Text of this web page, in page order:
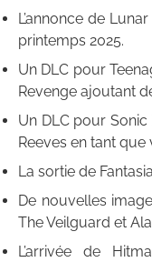
L’annonce de
printemps 2025.
Un DLC pour
Revenge ajoutant
Un DLC pour
Reeves en tant que
La sortie de
De nouvelles
The Veilguard et
L’arrivée de